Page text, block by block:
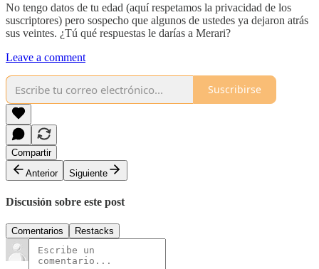
No tengo datos de tu edad (aquí respetamos la privacidad de los
suscriptores) pero sospecho que algunos de ustedes ya dejaron atrás
sus veintes. ¿Tú qué respuestas le darías a Merari?
Leave a comment
Suscribirse
Compartir
Anterior
Siguiente
Discusión sobre este post
Comentarios Restacks